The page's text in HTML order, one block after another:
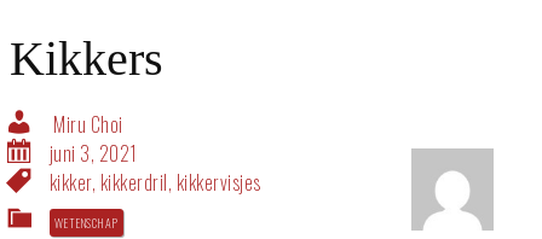
Kikkers
Miru Choi
juni 3, 2021
kikker, kikkerdril, kikkervisjes
WETENSCHAP